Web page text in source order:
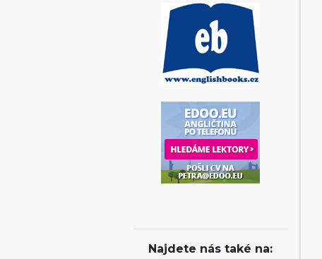
Najdete nás také na: